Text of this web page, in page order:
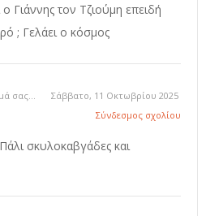
Γιάννης τον Τζιούμη επειδή
; Γελάει ο κόσμος
σας...
Σάββατο, 11 Οκτωβρίου 2025
Σύνδεσμος σχολίου
σκυλοκαβγάδες και